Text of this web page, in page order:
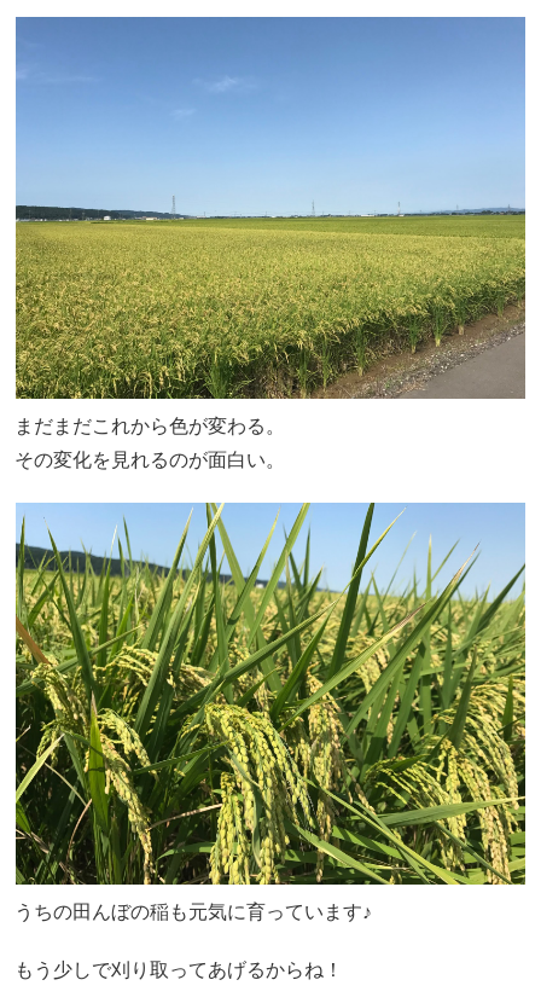
まだまだこれから色が変わる。
その変化を見れるのが面白い。
うちの田んぼの稲も元気に育っています♪
もう少しで刈り取ってあげるからね！